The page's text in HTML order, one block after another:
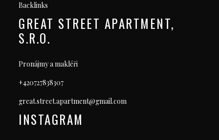
Backlinks
GREAT STREET APARTMENT,
S.R.O.
Pronájmy a makléři
+420727838307
great.street.apartment@gmail.com
INSTAGRAM